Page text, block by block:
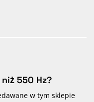
550 Hz?
w tym sklepie